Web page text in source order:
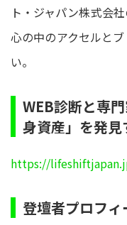
ト・ジャパン株式会
心の中のアクセルと
い。
WEB診断と専
身資産」を発
https://
登壇者プロフィ